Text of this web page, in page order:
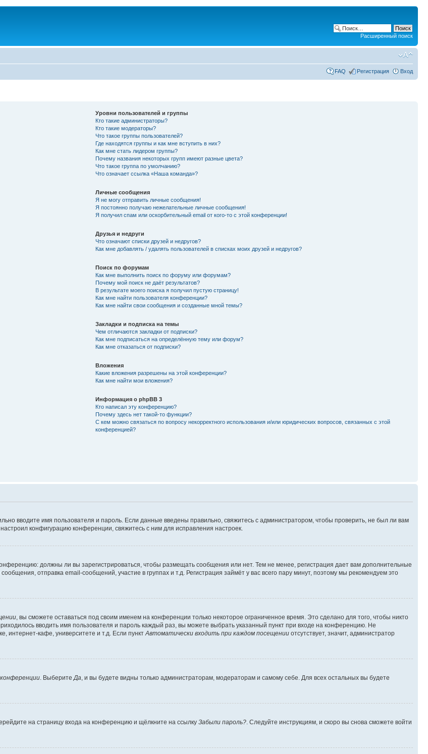
Расширенный поиск
FAQ Регистрация Вход
Уровни пользователей и группы
Кто такие администраторы?
Кто такие модераторы?
Что такое группы пользователей?
Где находятся группы и как мне вступить в них?
Как мне стать лидером группы?
Почему названия некоторых групп имеют разные цвета?
Что такое группа по умолчанию?
Что означает ссылка «Наша команда»?
Личные сообщения
Я не могу отправить личные сообщения!
Я постоянно получаю нежелательные личные сообщения!
Я получил спам или оскорбительный email от кого-то с этой конференции!
Друзья и недруги
Что означают списки друзей и недругов?
Как мне добавлять / удалять пользователей в списках моих друзей и недругов?
Поиск по форумам
Как мне выполнить поиск по форуму или форумам?
Почему мой поиск не даёт результатов?
В результате моего поиска я получил пустую страницу!
Как мне найти пользователя конференции?
Как мне найти свои сообщения и созданные мной темы?
Закладки и подписка на темы
Чем отличаются закладки от подписки?
Как мне подписаться на определённую тему или форум?
Как мне отказаться от подписки?
Вложения
Какие вложения разрешены на этой конференции?
Как мне найти мои вложения?
Информация о phpBB 3
Кто написал эту конференцию?
Почему здесь нет такой-то функции?
С кем можно связаться по вопросу некорректного использования и/или юридических вопросов, связанных с этой
конференцией?
вводите имя пользователя и пароль. Если данные введены правильно, свяжитесь с администратором, чтобы проверить, не был ли вам
конфигурацию конференции, свяжитесь с ним для исправления настроек.
должны ли вы зарегистрироваться, чтобы размещать сообщения или нет. Тем не менее, регистрация дает вам дополнительные
отправка email-сообщений, участие в группах и т.д. Регистрация займёт у вас всего пару минут, поэтому мы рекомендуем это
, вы сможете оставаться под своим именем на конференции только некоторое ограниченное время. Это сделано для того, чтобы никто
вводить имя пользователя и пароль каждый раз, вы можете выбрать указанный пункт при входе на конференцию. Не
интернет-кафе, университете и т.д. Если пункт Автоматически входить при каждом посещении отсутствует, значит, администратор
. Выберите Да , и вы будете видны только администраторам, модераторам и самому себе. Для всех остальных вы будете
на страницу входа на конференцию и щёлкните на ссылку Забыли пароль? . Следуйте инструкциям, и скоро вы снова сможете войти